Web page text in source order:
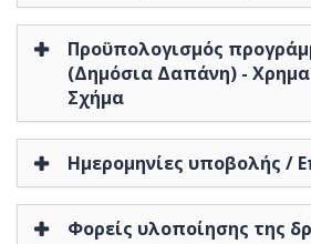
Προϋπολογισμός
(Δημόσια Δαπάνη) -
Σχήμα
Ημερομηνίες υποβολής /
Φορείς υλοποίησης της